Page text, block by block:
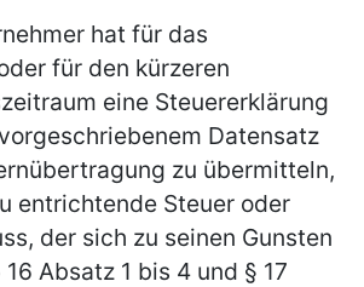
hat für das
für den kürzeren
eine Steuererklärung
Datensatz
zu übermitteln,
entrichtende Steuer oder
der sich zu seinen Gunsten
Absatz 1 bis 4 und § 17